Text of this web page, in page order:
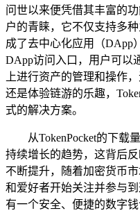
问世以来便凭借其丰富的
户的青睐，它不仅支持多
成了去中心化应用（DApp
DApp访问入口，用户可以
上进行资产的管理和操作
还是体验链游的乐趣，
式的解决方案。
从TokenPocket的下载
持续增长的趋势，这背后
不断提升，随着加密货币
和爱好者开始关注并参与
有一个安全、便捷的数字